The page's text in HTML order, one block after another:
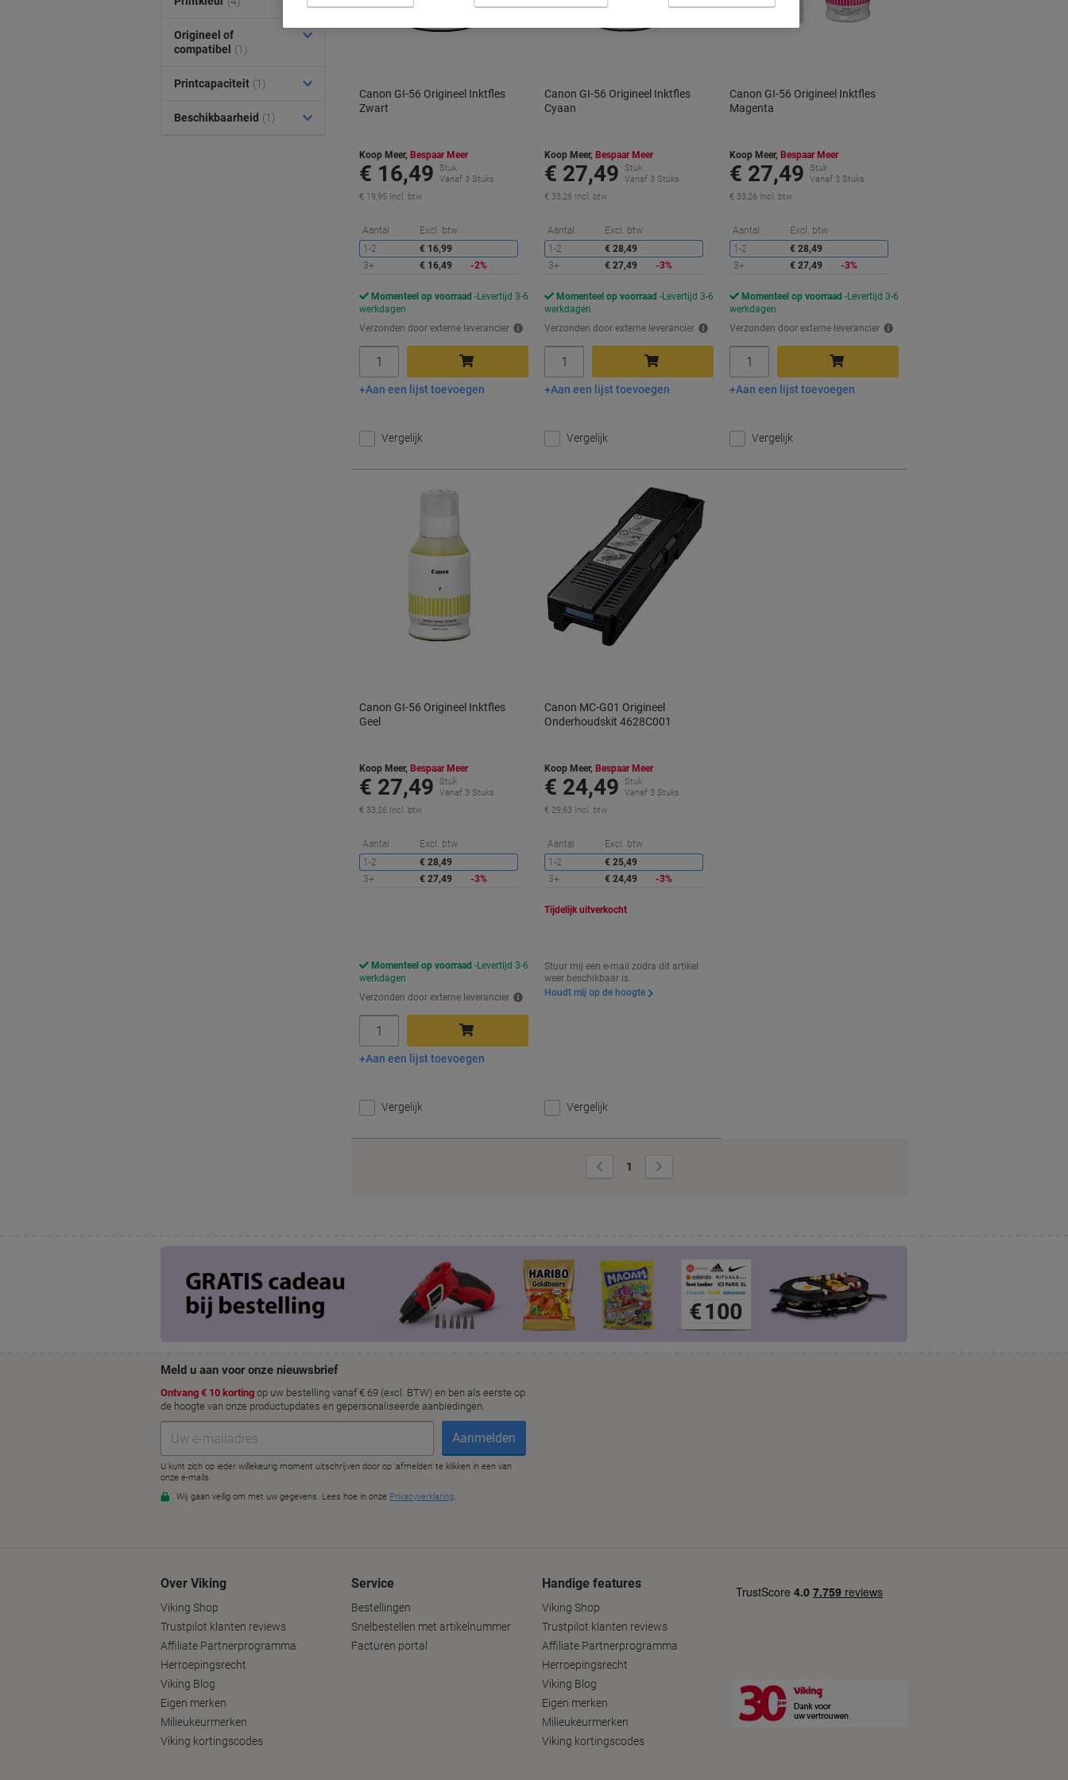
Canon GI-56 Origineel Inktfles
Zwart
Koop Meer, Bespaar Meer
€ 16,49
Stuk
Vanaf 3 Stuks
€ 19,95 Incl. btw
Aantal Excl. btw
Korting
1-2
€ 16,99
3+
€ 16,49 -2%
Momenteel op voorraad
Levertijd 3-6
werkdagen
Verzonden door externe leverancier
In winkelwagen
Aan een lijst toevoegen
Vergelijk
Canon GI-56 Origineel Inktfles
Cyaan
Koop Meer, Bespaar Meer
€ 27,49
Stuk
Vanaf 3 Stuks
€ 33,26 Incl. btw
Aantal Excl. btw
Korting
1-2
€ 28,49
3+
€ 27,49 -3%
Momenteel op voorraad
Levertijd 3-6
werkdagen
Verzonden door externe leverancier
In winkelwagen
Aan een lijst toevoegen
Vergelijk
Canon GI-56 Origineel Inktfles
Magenta
Koop Meer, Bespaar Meer
€ 27,49
Stuk
Vanaf 3 Stuks
€ 33,26 Incl. btw
Aantal Excl. btw
1-2
€ 28,49
3+
€ 27,49 -3%
Momenteel op voorraad
Levertijd 3-6
werkdagen
Verzonden door externe leverancier
In winkelwagen
Aan een lijst toevoegen
Vergelijk
Canon GI-56 Origineel Inktfles
Geel
Koop Meer, Bespaar Meer
€ 27,49
Stuk
Vanaf 3 Stuks
€ 33,26 Incl. btw
Aantal Excl. btw
Korting
1-2
€ 28,49
3+
€ 27,49 -3%
Momenteel op voorraad
Levertijd 3-6
werkdagen
Verzonden door externe leverancier
In winkelwagen
Aan een lijst toevoegen
Vergelijk
Canon MC-G01 Origineel
Onderhoudskit 4628C001
Koop Meer, Bespaar Meer
€ 24,49
Stuk
Vanaf 3 Stuks
€ 29,63 Incl. btw
Aantal Excl. btw
1-2
€ 25,49
3+
€ 24,49 -3%
Tijdelijk uitverkocht
Stuur mij een e-mail zodra dit artikel
weer beschikbaar is.
Houdt mij op de hoogte
Vergelijk
Vorige
pagina
1
pagina
Origineel of
compatibel
(1)
Printcapaciteit (1)
Beschikbaarheid (1)
Over Viking
Viking Shop
Trustpilot klanten reviews
Affiliate Partnerprogramma
Herroepingsrecht
Viking Blog
Eigen merken
Milieukeurmerken
Viking kortingscodes
Service
Bestellingen
Snelbestellen met artikelnummer
Facturen portal
Handige features
Viking Shop
Trustpilot klanten reviews
Affiliate Partnerprogramma
Herroepingsrecht
Viking Blog
Eigen merken
Milieukeurmerken
Viking kortingscodes